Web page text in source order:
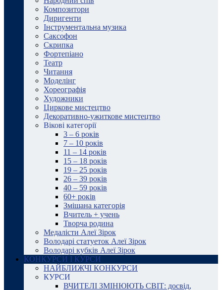
Композитори
Диригенти
Інструментальна музика
Саксофон
Скрипка
Фортепіано
Театр
Читання
Моделінг
Хореографія
Художники
Циркове мистецтво
Декоративно-ужиткове мистецтво
Вікові категорії
3 – 6 років
7 – 10 років
11 – 14 років
15 – 18 років
19 – 25 років
26 – 39 років
40 – 59 років
60+ років
Змішана категорія
Вчитель + учень
Творча родина
Медалісти Алеї Зірок
Володарі статуеток Алеї Зірок
Володарі кубків Алеї Зірок
КОНКУРСИ І КУРСИ
НАЙБЛИЖЧІ КОНКУРСИ
КУРСИ
ВЧИТЕЛІ ЗМІНЮЮТЬ СВІТ: досвід,